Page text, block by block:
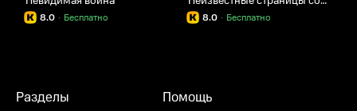
8.0 Бесплатно
· 8.0 Бесплатно
·
Разделы Помощь